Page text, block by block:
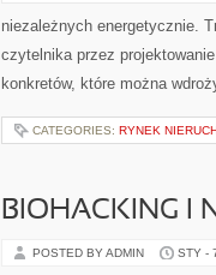
niezależnych energetycznie.
czytelnika przez
konkretów, które można
CATEGORIES: RYNEK
BIOHACKING I
POSTED BY ADMIN STY -